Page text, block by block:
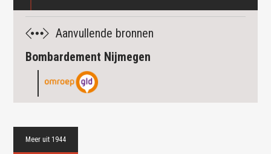
Bombardement Nijmegen
Meer uit 1944